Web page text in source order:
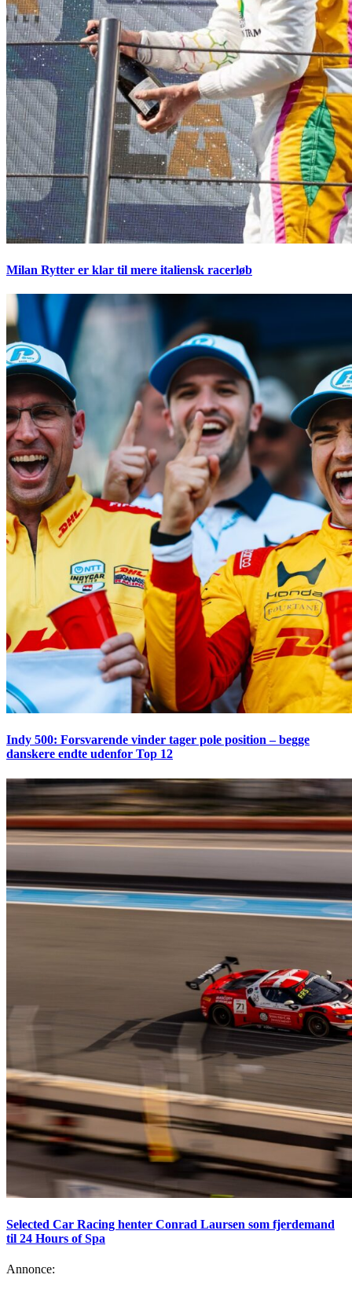
Milan Rytter er klar til mere italiensk racerløb
Indy 500: Forsvarende vinder tager pole position – begge
danskere endte udenfor Top 12
Selected Car Racing henter Conrad Laursen som fjerdemand
til 24 Hours of Spa
Annonce: